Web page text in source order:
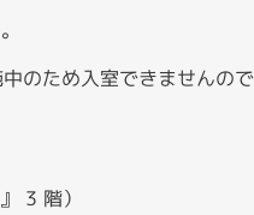
ため入室できませんので
3 階）